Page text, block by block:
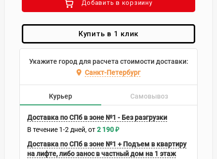
Добавить в корзиину
Купить в 1 клик
Укажите город для расчета стоимости доставки:
Санкт-Петербург
Курьер Самовывоз
Доставка по СПб в зоне №1 - Без разгрузки
В течение 1-2 дней 2 190₽
Доставка по СПб в зоне №1 + Подъем в квартиру
на лифте, либо занос в частный дом на 1 этаж